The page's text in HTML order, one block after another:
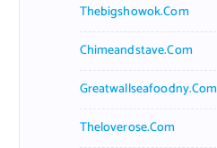
Thebigshowok.com
Chimeandstave.com
Greatwallseafoodny.com
Theloverose.com